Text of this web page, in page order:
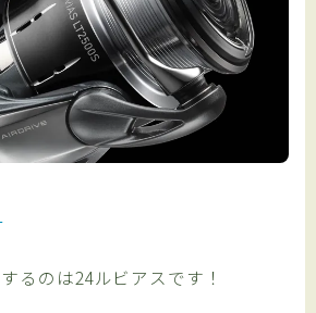
るのは24ルビアスです！